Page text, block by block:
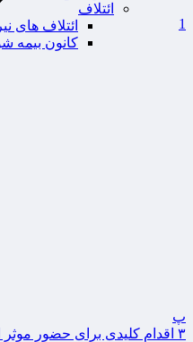
ائتلاف
ائتلاف های
کانون بیمه
1
پ
۳ اقدام کلیدی برای حضور